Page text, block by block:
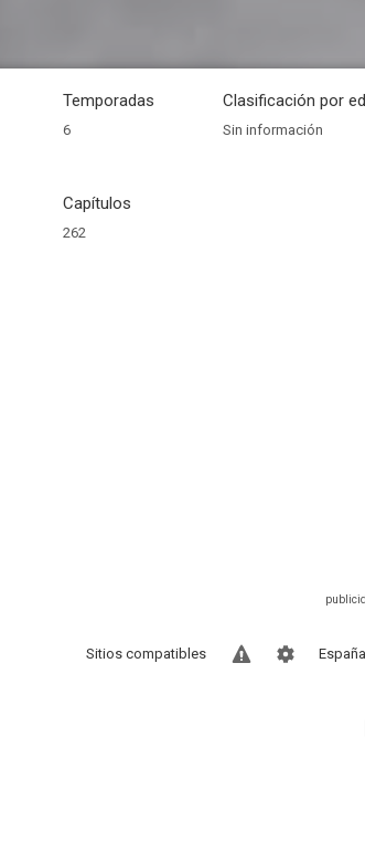
Temporadas
6 Sin información
Capítulos
262
España
Sitios compatibles